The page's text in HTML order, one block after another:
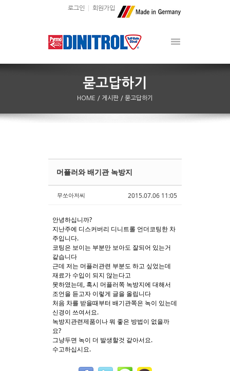
로그인 회원가입
HOME / 게시판 / 묻고답하기
2015.07.06 11:05
머플러와 배기관 녹방지
무쏘아저씨
안녕하십니까?
지난주에 디스커버리 디니트롤 언더코팅한 차
주입니다.
코팅은 보이는 부분만 보아도 잘되어 있는거
같습니다
근데 저는 머플러관련 부분도 하고 싶었는데
재료가 수입이 되지 않는다고
못하였는데, 혹시 머플러쪽 녹방지에 대해서
조언을 듣고자 이렇게 글을 올립니다
처음 차를 받을때부터 배기관쪽은 녹이 있는데
신경이 쓰여서요.
녹방지관련제품이나 뭐 좋은 방법이 없을까
요?
그냥두면 녹이 더 발생할것 같아서요.
수고하십시요.
Sketchbook5, 스케치북5
Sketchbook5, 스케치북5
Sketchbook5, 스케치북5
Sketchbook5, 스케치북5